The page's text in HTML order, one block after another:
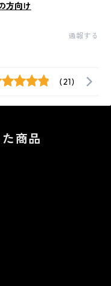
方向け
通報する
(21)
商品